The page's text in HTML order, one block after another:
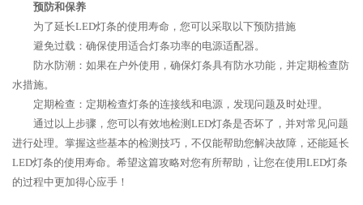
预防和保养
为了延长LED灯条的使用寿命，您可以采取以下预防措施
避免过载：确保使用适合灯条功率的电源适配器。
防水防潮：如果在户外使用，确保灯条具有防水功能，并定期检查防
水措施。
定期检查：定期检查灯条的连接线和电源，发现问题及时处理。
通过以上步骤，您可以有效地检测LED灯条是否坏了，并对常见问题
进行处理。掌握这些基本的检测技巧，不仅能帮助您解决故障，还能延长
LED灯条的使用寿命。希望这篇攻略对您有所帮助，让您在使用LED灯条
的过程中更加得心应手！